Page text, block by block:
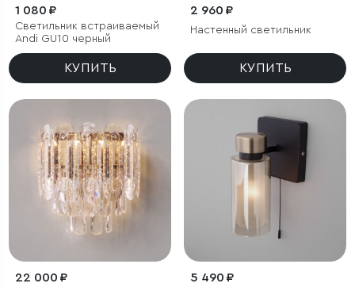
1 080 ₽
Светильник встраиваемый
Andi GU10 черный
КУПИТЬ
2 960 ₽
Настенный светильник
КУПИТЬ
22 000 ₽ 5 490 ₽